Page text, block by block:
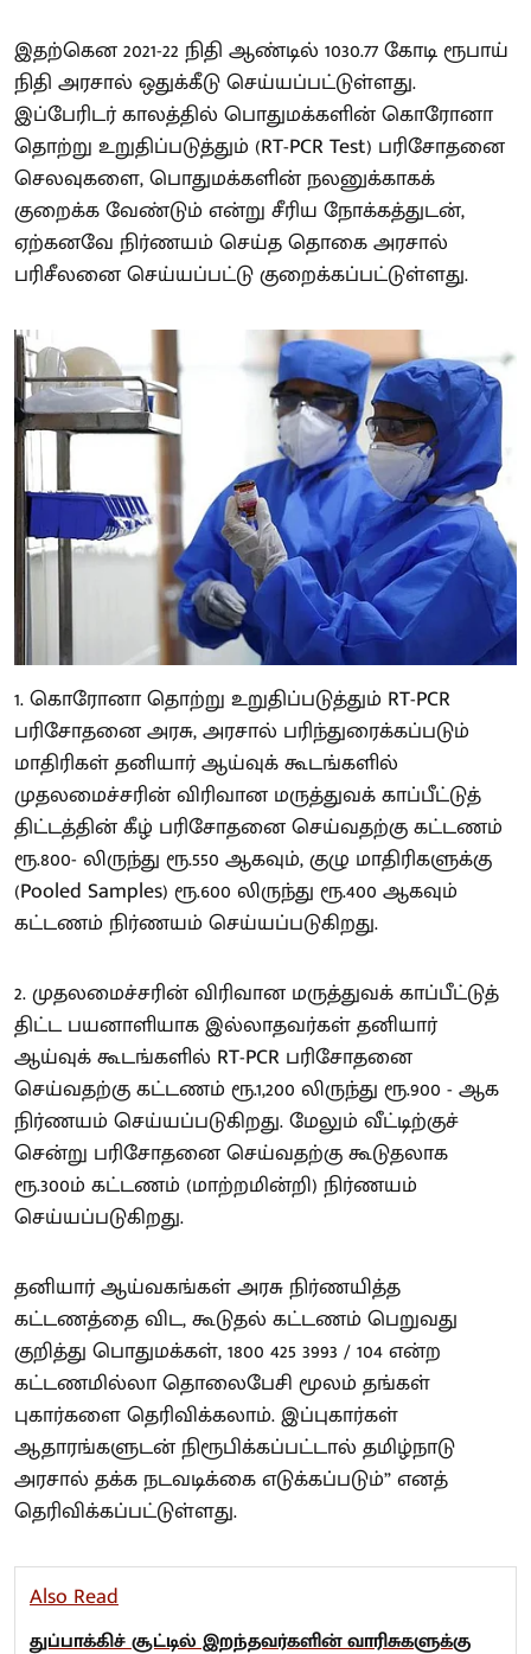
இதற்கென 2021-22 நிதி ஆண்டில் 1030.77 கோடி ரூபாய்
நிதி அரசால் ஒதுக்கீடு செய்யப்பட்டுள்ளது.
இப்பேரிடர் காலத்தில் பொதுமக்களின் கொரோனா
தொற்று உறுதிப்படுத்தும் (RT-PCR Test) பரிசோதனை
செலவுகளை, பொதுமக்களின் நலனுக்காகக்
குறைக்க வேண்டும் என்று சீரிய நோக்கத்துடன்,
ஏற்கனவே நிர்ணயம் செய்த தொகை அரசால்
பரிசீலனை செய்யப்பட்டு குறைக்கப்பட்டுள்ளது.
1. கொரோனா தொற்று உறுதிப்படுத்தும் RT-PCR
பரிசோதனை அரசு, அரசால் பரிந்துரைக்கப்படும்
மாதிரிகள் தனியார் ஆய்வுக் கூடங்களில்
முதலமைச்சரின் விரிவான மருத்துவக் காப்பீட்டுத்
திட்டத்தின் கீழ் பரிசோதனை செய்வதற்கு கட்டணம்
ரூ.800- லிருந்து ரூ.550 ஆகவும், குழு மாதிரிகளுக்கு
(Pooled Samples) ரூ.600 லிருந்து ரூ.400 ஆகவும்
கட்டணம் நிர்ணயம் செய்யப்படுகிறது.
2. முதலமைச்சரின் விரிவான மருத்துவக் காப்பீட்டுத்
திட்ட பயனாளியாக இல்லாதவர்கள் தனியார்
ஆய்வுக் கூடங்களில் RT-PCR பரிசோதனை
செய்வதற்கு கட்டணம் ரூ.1,200 லிருந்து ரூ.900 - ஆக
நிர்ணயம் செய்யப்படுகிறது. மேலும் வீட்டிற்குச்
சென்று பரிசோதனை செய்வதற்கு கூடுதலாக
ரூ.300ம் கட்டணம் (மாற்றமின்றி) நிர்ணயம்
செய்யப்படுகிறது.
தனியார் ஆய்வகங்கள் அரசு நிர்ணயித்த
கட்டணத்தை விட, கூடுதல் கட்டணம் பெறுவது
குறித்து பொதுமக்கள், 1800 425 3993 / 104 என்ற
கட்டணமில்லா தொலைபேசி மூலம் தங்கள்
புகார்களை தெரிவிக்கலாம். இப்புகார்கள்
ஆதாரங்களுடன் நிரூபிக்கப்பட்டால் தமிழ்நாடு
அரசால் தக்க நடவடிக்கை எடுக்கப்படும்” எனத்
தெரிவிக்கப்பட்டுள்ளது.
Also Read
துப்பாக்கிச் சூட்டில் இறந்தவர்களின் வாரிசுகளுக்கு